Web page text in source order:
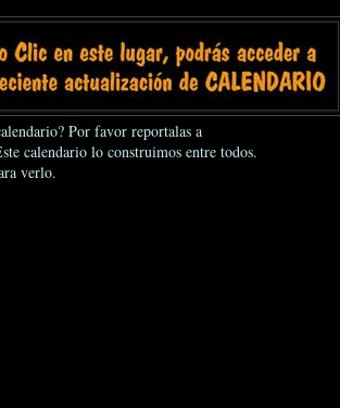
Por favor reportalas a
calendario lo construimos entre todos.
verlo.